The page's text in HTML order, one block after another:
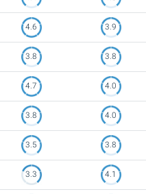
3.9
4.6
3.8
3.8
4.0
4.7
4.0
3.8
3.8
3.5
4.1
3.3